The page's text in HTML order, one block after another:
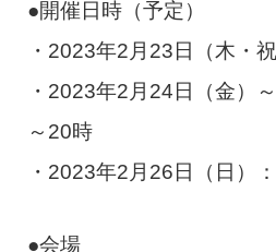
●開催日時（予定）
・2023年2月23日（木・
・2023年2月24日（金）
～20時
・2023年2月26日（日）
●会場